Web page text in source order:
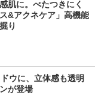
肌に。べたつきにく
&アクネケア」高機能
り
ウに、立体感も透明
が登場